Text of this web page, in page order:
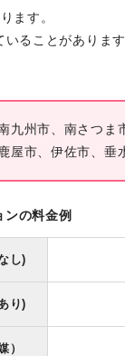
ます。
いることがありま
九州市、南さつま
屋市、伊佐市、垂
ンの料金例
し)
り)
）